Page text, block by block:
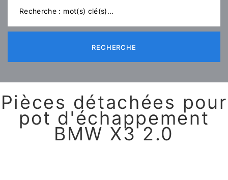
RECHERCHE
Pièces détachées pour
pot d'échappement
BMW X3 2.0